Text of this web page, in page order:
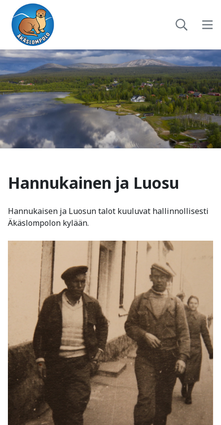
Hannukainen ja Luosu
Hannukaisen ja Luosun talot kuuluvat hallinnollisesti
Äkäslompolon kylään.